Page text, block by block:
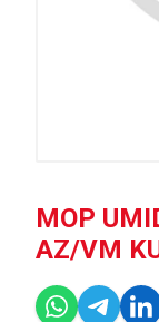
MOP
AZ/VM